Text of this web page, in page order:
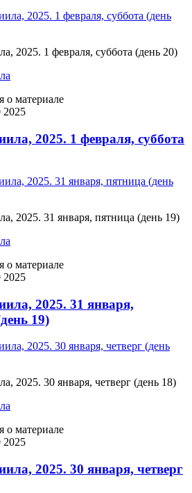
2025. 1 февраля, суббота (день 20)
материале
2025
2025. 1 февраля, суббота
2025. 31 января, пятница (день 19)
материале
2025
2025. 31 января,
19)
2025. 30 января, четверг (день 18)
материале
2025
2025. 30 января, четверг